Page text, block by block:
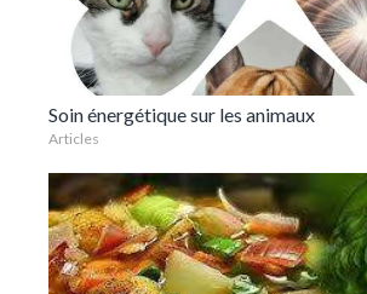
Soin énergétique sur les animaux
Articles